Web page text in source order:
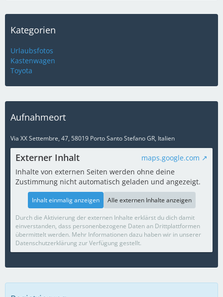
Kategorien
Urlaubsfotos
Kastenwagen
Toyota
Aufnahmeort
Via XX Settembre, 47, 58019 Porto Santo Stefano GR, Italien
Externer Inhalt
maps.google.com
Inhalte von externen Seiten werden ohne deine
Zustimmung nicht automatisch geladen und angezeigt.
Inhalt einmalig anzeigen Alle externen Inhalte anzeigen
Durch die Aktivierung der externen Inhalte erklärst du dich damit
einverstanden, dass personenbezogene Daten an Drittplattformen
übermittelt werden. Mehr Informationen dazu haben wir in unserer
Datenschutzerklärung zur Verfügung gestellt.